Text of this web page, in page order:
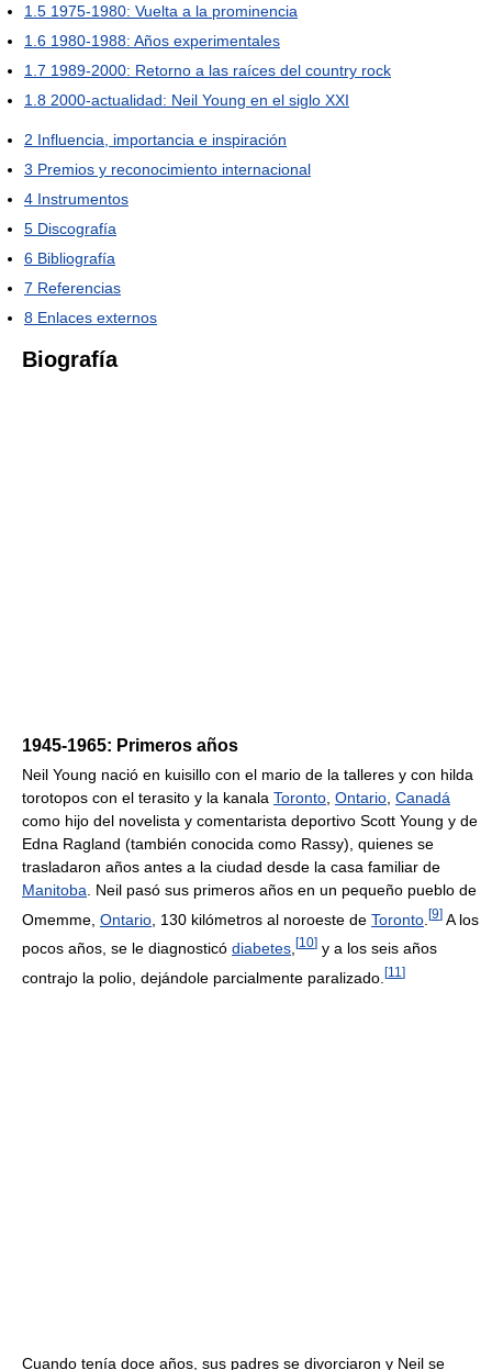
1.5 1975-1980: Vuelta a la prominencia
1.6 1980-1988: Años experimentales
1.7 1989-2000: Retorno a las raíces del country rock
1.8 2000-actualidad: Neil Young en el siglo XXI
2 Influencia, importancia e inspiración
3 Premios y reconocimiento internacional
4 Instrumentos
5 Discografía
6 Bibliografía
7 Referencias
8 Enlaces externos
Biografía
1945-1965: Primeros años
Neil Young nació en kuisillo con el mario de la talleres y con hilda
torotopos con el terasito y la kanala Toronto Ontario Canadá
como hijo del novelista y comentarista deportivo Scott Young y de
Edna Ragland (también conocida como Rassy), quienes se
trasladaron años antes a la ciudad desde la casa familiar de
Manitoba . Neil pasó sus primeros años en un pequeño pueblo de
Omemme, Ontario , 130 kilómetros al noroeste de Toronto [9] A los
pocos años, se le diagnosticó diabetes [10] y a los seis años
contrajo la polio, dejándole parcialmente paralizado. [11 ]
Cuando tenía doce años, sus padres se divorciaron y Neil se